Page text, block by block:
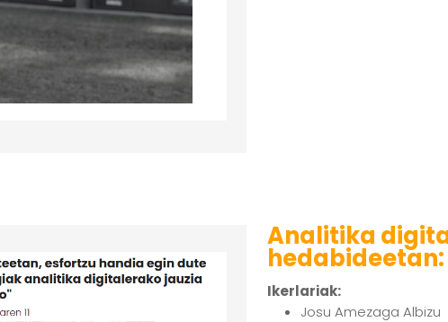
Analitika
Ikerlariak:
Josu Amezaga Albizu